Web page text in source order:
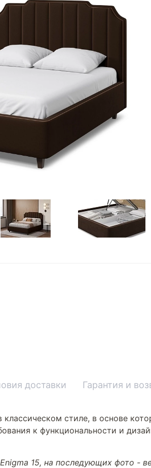
доставки Гарантия и
стиле, в основе
к функциональности и
15, на последующих фото -